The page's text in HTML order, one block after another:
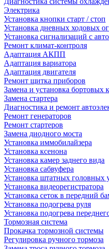
Электрика
Установка кнопки старт / стоп
Установка дневных ходовых
Установка сигнализаций с
Ремонт климат-контроля
Адаптация АКПП
Адаптация вариатора
Адаптация двигателя
Ремонт щитка приборов
Замена и установка бортовых
Замена стартера
Диагностика и ремонт
Ремонт генераторов
Ремонт стартеров
Замена диодного моста
Установка иммобилайзера
Установка ксенона
Установка камер заднего вида
Установка сабвуфера
Установка штатных головных
Установка видеорегистратора
Установка сеток в передний
Установка подогрева руля
Установка подогрева
Тормозная система
Прокачка тормозной системы
Регулировка ручного тормоза